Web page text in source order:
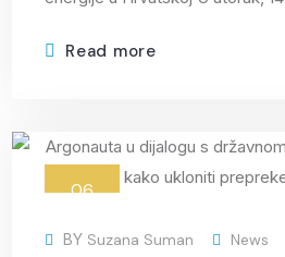
Read more
06
BY Suzana Suman
News